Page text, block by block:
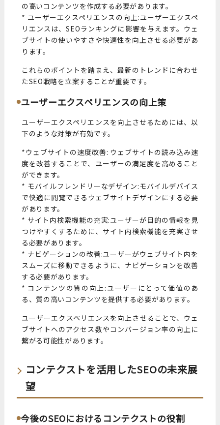
の高いコンテンツを作成する必要があります。
* ユーザーエクスペリエンスの向上:ユーザーエクスペ
リエンスは、SEOランキングに影響を与えます。ウェ
ブサイトの使いやすさや快適性を向上させる必要があ
ります。
これらのポイントを踏まえ、最新のトレンドに合わせ
たSEO戦略を立案することが重要です。
ユーザーエクスペリエンスの向上策
ユーザーエクスペリエンスを向上させるためには、以
下のような対策が有効です。
*ウェブサイトの速度改善: ウェブサイトの読み込み速
度を改善することで、ユーザーの満足度を高めること
ができます。
* モバイルフレンドリーなデザイン:モバイルデバイス
で快適に閲覧できるウェブサイトデザインにする必要
があります。
* サイト内検索機能の充実:ユーザーが目的の情報を見
つけやすくするために、サイト内検索機能を充実させ
る必要があります。
* ナビゲーションの改善:ユーザーがウェブサイト内を
スムーズに移動できるように、ナビゲーションを改善
する必要があります。
* コンテンツの質の向上:ユーザーにとって価値のあ
る、質の高いコンテンツを提供する必要があります。
ユーザーエクスペリエンスを向上させることで、ウェ
ブサイトへのアクセス数やコンバージョン率の向上に
繋がる可能性があります。
コンテクストを活用したSEOの未来展
望
今後のSEOにおけるコンテクストの役割